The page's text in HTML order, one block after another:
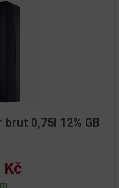
brut 0,75l 12% GB
Kč